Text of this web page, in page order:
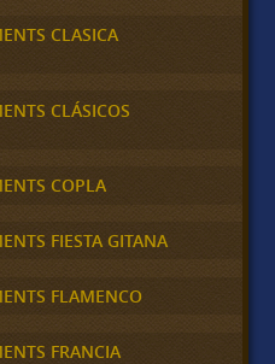
CLASICA
CLÁSICOS
COPLA
FIESTA GITANA
FLAMENCO
FRANCIA